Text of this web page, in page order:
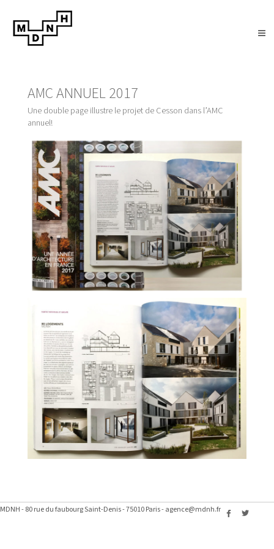
AMC ANNUEL 2017
Une double page illustre le projet de Cesson dans l’AMC
annuel!
MDNH - 80 rue du faubourg Saint-Denis - 75010 Paris - agence@mdnh.fr